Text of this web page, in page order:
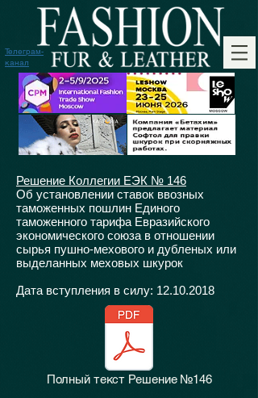
Телеграм-
канал
Решение Коллегии ЕЭК № 146
Об установлении ставок ввозных
таможенных пошлин Единого
таможенного тарифа Евразийского
экономического союза в отношении
сырья пушно-мехового и дубленых или
выделанных меховых шкурок
Дата вступления в силу: 12.10.2018
Полный текст Решение №146